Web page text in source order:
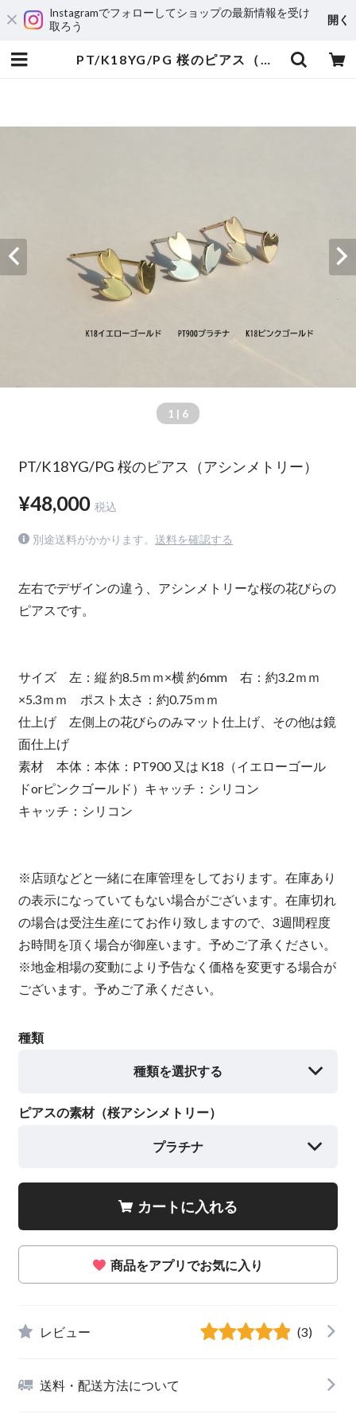
Instagramでフォローしてショップの最新情報を受け
取ろう
開く
PT/K18YG/PG 桜のピアス（アシンメトリー） | 宝飾工房 Ｋ’ｓ ＣＲＡＦＴ
1 | 6
PT/K18YG/PG 桜のピアス（アシンメトリー）
¥48,000 税込
別途送料がかかります。 送料を確認する
左右でデザインの違う、アシンメトリーな桜の花びらの
ピアスです。
サイズ 左：縦 約8.5ｍｍ×横 約6mm 右：約3.2ｍｍ
×5.3ｍｍ ポスト太さ：約0.75ｍｍ
仕上げ 左側上の花びらのみマット仕上げ、その他は鏡
面仕上げ
素材 本体：本体：PT900 又は K18（イエローゴール
ドorピンクゴールド）キャッチ：シリコン
キャッチ：シリコン
※店頭などと一緒に在庫管理をしております。在庫あり
の表示になっていてもない場合がございます。在庫切れ
の場合は受注生産にてお作り致しますので、3週間程度
お時間を頂く場合が御座います。予めご了承ください。
※地金相場の変動により予告なく価格を変更する場合が
ございます。予めご了承ください。
種類
種類を選択する
ピアスの素材（桜アシンメトリー）
プラチナ
カートに入れる
商品をアプリでお気に入り
レビュー (3)
送料・配送方法について